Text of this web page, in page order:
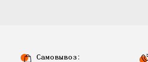
Самовывоз: